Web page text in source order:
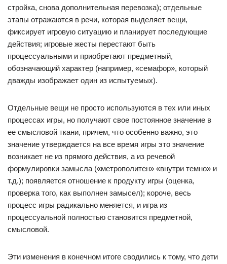
стройка, снова дополнительная перевозка); отдельные
этапы отражаются в речи, которая выделяет вещи,
фиксирует игровую ситуацию и планирует последующие
действия; игровые жесты перестают быть
процессуальными и приобретают предметный,
обозначающий характер (например, «семафор», который
дважды изображает один из испытуемых).
Отдельные вещи не просто используются в тех или иных
процессах игры, но получают свое постоянное значение в
ее смысловой ткани, причем, что особенно важно, это
значение утверждается на все время игры это значение
возникает не из прямого действия, а из речевой
формулировки замысла («метрополитен» «внутри темно» и
т.д.); появляется отношение к продукту игры (оценка,
проверка того, как выполнен замысел); короче, весь
процесс игры радикально меняется, и игра из
процессуальной полностью становится предметной,
смысловой.
Эти изменения в конечном итоге сводились к тому, что дети